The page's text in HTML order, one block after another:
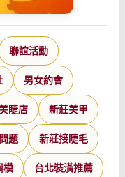
聯誼活動
男女約會
睫店 新莊美甲
題 新莊接睫毛
模 台北裝潢推薦